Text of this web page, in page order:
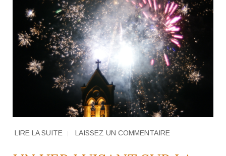
LIRE LA SUITE LAISSEZ UN COMMENTAIRE